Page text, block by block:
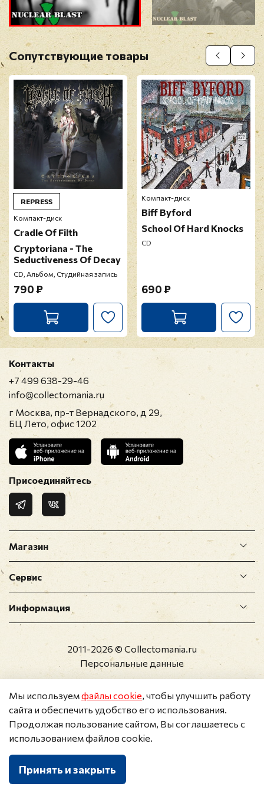
Прикрепить фото
Оставить отзыв
Перед публикацией отзывы проходят
модерацию
Сопутствующие товары
REPRESS
Компакт-диск
Cradle Of Filth
Cryptoriana - The
Seductiveness Of Decay
CD, Альбом, Студийная запись
790 ₽
Компакт-диск
Biff Byford
School Of Hard Knocks
CD
690 ₽
Магазин
Сервис
Информация
Контакты
+7 499 638-29-46
info@collectomania.ru
г Москва, пр-т Вернадского, д 29,
БЦ Лето, офис 1202
Присоединяйтесь
2011-2026 © Collectomania.ru
Персональные данные
Корзина
Мы используемфайлы cookie, чтобы улучшить работу
сайта и обеспечить удобство его использования.
Продолжая пользование сайтом, Вы соглашаетесь с
использованием файлов cookie.
Принять и закрыть